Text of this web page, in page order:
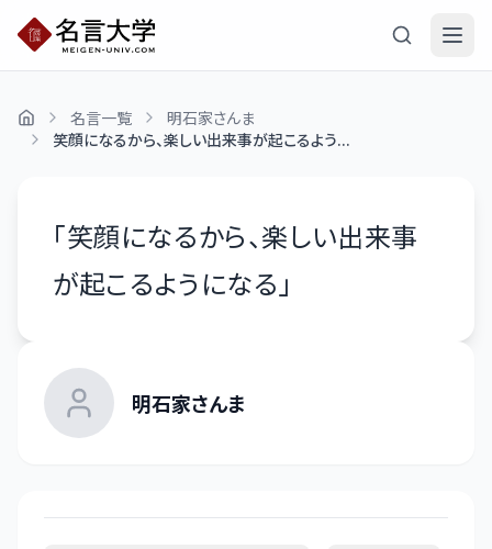
名言一覧
明石家さんま
笑顔になるから、楽しい出来事が起こるよう...
「笑顔になるから、楽しい出来事
が起こるようになる 」
明石家さんま